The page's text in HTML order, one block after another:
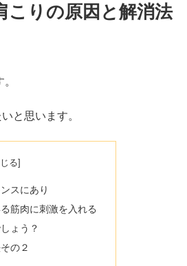
こりの原因と解消法
と思います。
スにあり
筋肉に刺激を入れる
ょう？
の２